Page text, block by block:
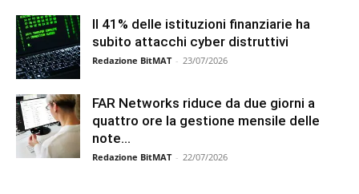
Il 41% delle istituzioni finanziarie ha
subito attacchi cyber distruttivi
Redazione BitMAT - 23/07/2026
FAR Networks riduce da due giorni a
quattro ore la gestione mensile delle
note...
Redazione BitMAT - 22/07/2026